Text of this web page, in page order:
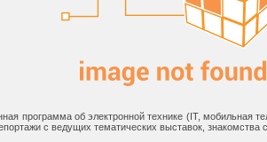
программа об электронной технике (IT, мобильная
с ведущих тематических выставок, знакомства